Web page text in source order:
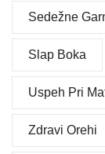
Sedežne
Slap Boka
Uspeh Pri
Zdravi Orehi